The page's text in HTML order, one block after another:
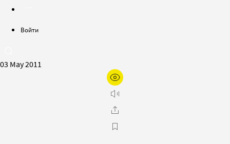
Войти
03 May 2011